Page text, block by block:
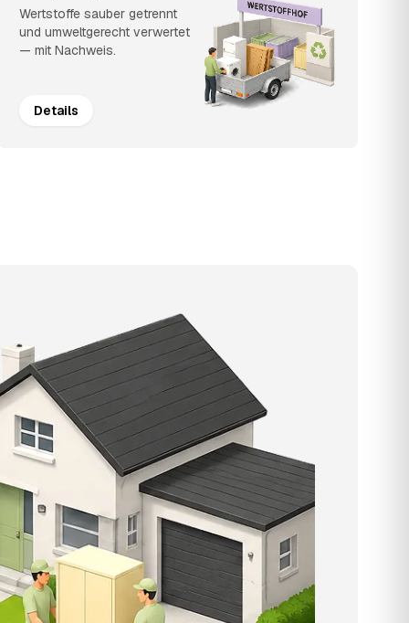
Wertstoffe sauber getrennt
und umweltgerecht verwertet
— mit Nachweis.
Details